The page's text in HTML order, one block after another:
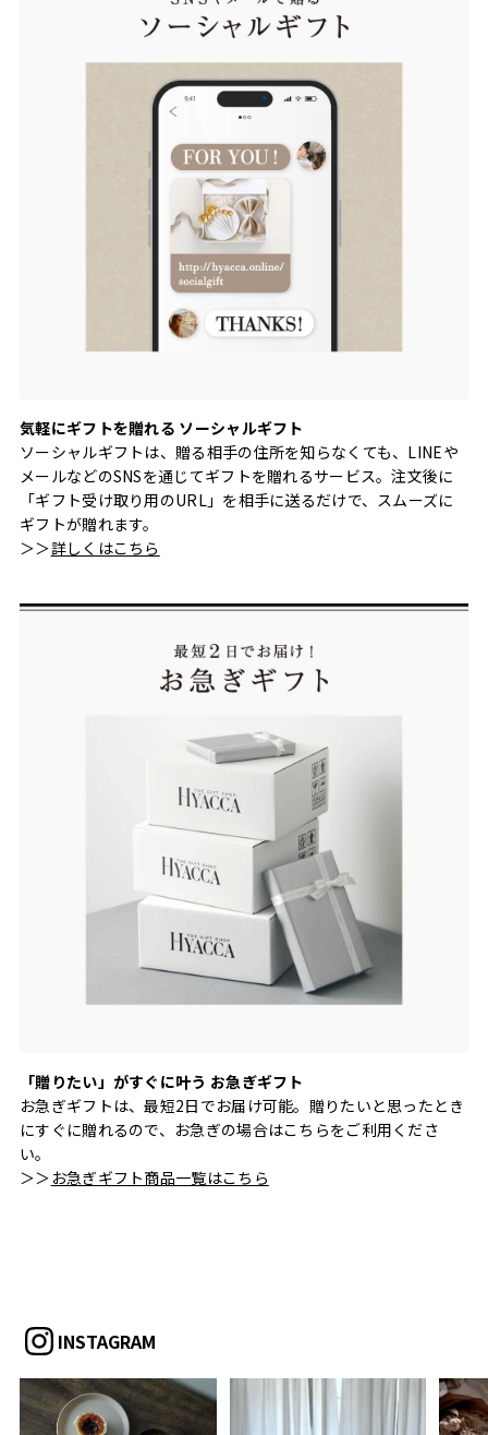
気軽にギフトを贈れる ソーシャルギフト
ソーシャルギフトは、贈る相手の住所を知らなくても、LINEや
メールなどのSNSを通じてギフトを贈れるサービス。注文後に
「ギフト受け取り用のURL」を相手に送るだけで、スムーズに
ギフトが贈れます。
＞＞詳しくはこちら
「贈りたい」がすぐに叶う お急ぎギフト
お急ぎギフトは、最短2日でお届け可能。贈りたいと思ったとき
にすぐに贈れるので、お急ぎの場合はこちらをご利用くださ
い。
＞＞ お急ぎギフト商品一覧はこちら
INSTAGRAM